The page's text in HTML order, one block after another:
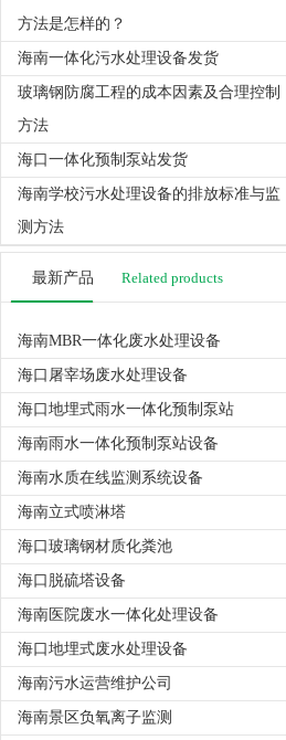
方法是怎样的？
海南一体化污水处理设备发货
玻璃钢防腐工程的成本因素及合理控制
方法
海口一体化预制泵站发货
海南学校污水处理设备的排放标准与监
测方法
最新产品 Related products
海南MBR一体化废水处理设备
海口屠宰场废水处理设备
海口地埋式雨水一体化预制泵站
海南雨水一体化预制泵站设备
海南水质在线监测系统设备
海南立式喷淋塔
海口玻璃钢材质化粪池
海口脱硫塔设备
海南医院废水一体化处理设备
海口地埋式废水处理设备
海南污水运营维护公司
海南景区负氧离子监测